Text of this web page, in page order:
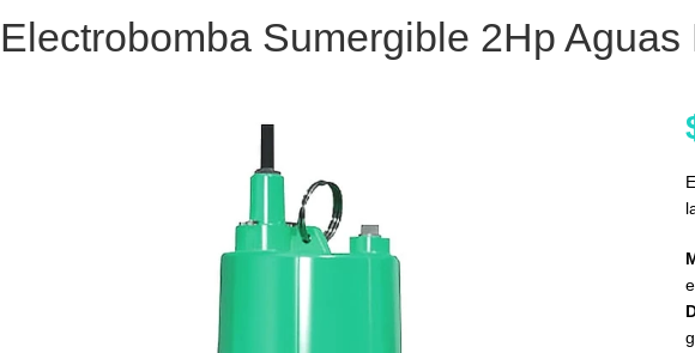
Electrobomba Sumergible 2Hp